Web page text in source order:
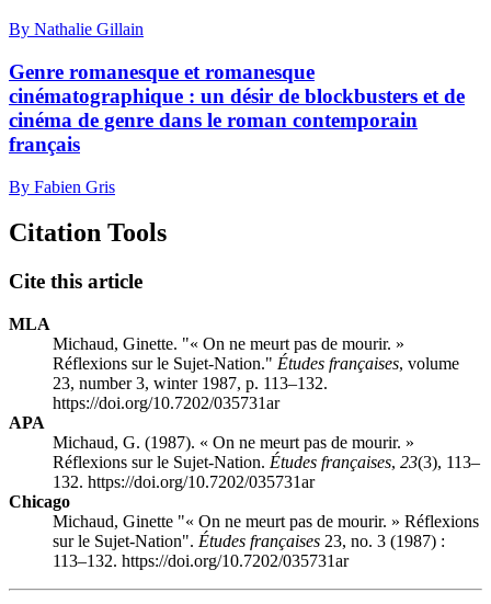
By Nathalie Gillain
Genre romanesque et romanesque
cinématographique : un désir de blockbusters et de
cinéma de genre dans le roman contemporain
français
By Fabien Gris
Citation Tools
Cite this article
MLA
Michaud, Ginette. "« On ne meurt pas de mourir. »
Réflexions sur le Sujet-Nation." Études françaises, volume
23, number 3, winter 1987, p. 113–132.
https://doi.org/10.7202/035731ar
APA
Michaud, G. (1987). « On ne meurt pas de mourir. »
Réflexions sur le Sujet-Nation. Études françaises, 23(3), 113–
132. https://doi.org/10.7202/035731ar
Chicago
Michaud, Ginette "« On ne meurt pas de mourir. » Réflexions
sur le Sujet-Nation". Études françaises 23, no. 3 (1987) :
113–132. https://doi.org/10.7202/035731ar